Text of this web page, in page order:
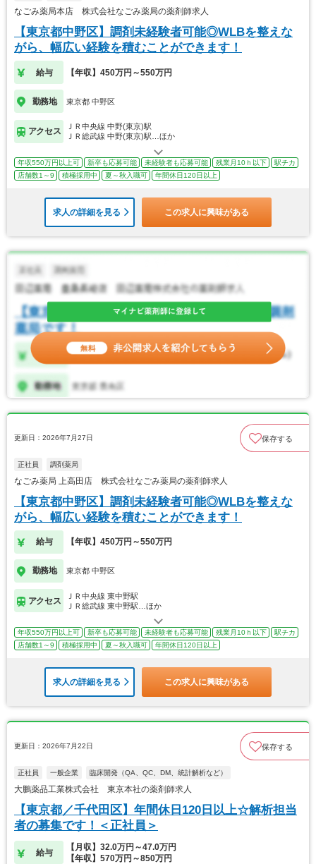
なごみ薬局本店 株式会社なごみ薬局の薬剤師求人
【東京都中野区】調剤未経験者可能◎WLBを整えな
がら、幅広い経験を積むことができます！
給与 【年収】450万円～550万円
勤務地 東京都 中野区
アクセス
ＪＲ中央線 中野(東京)駅
ＪＲ総武線 中野(東京)駅…ほか
年収550万円以上可 新卒も応募可能 未経験者も応募可能 残業月10ｈ以下
駅チカ
店舗数1～9
積極採用中 夏～秋入職可 年間休日120日以上
求人の詳細を見る この求人に興味がある
更新日：2026年7月27日 保存する
正社員 調剤薬局
なごみ薬局 上高田店 株式会社なごみ薬局の薬剤師求人
【東京都中野区】調剤未経験者可能◎WLBを整えな
がら、幅広い経験を積むことができます！
給与 【年収】450万円～550万円
勤務地 東京都 中野区
アクセス
ＪＲ中央線 東中野駅
ＪＲ総武線 東中野駅…ほか
年収550万円以上可 新卒も応募可能 未経験者も応募可能 残業月10ｈ以下
駅チカ
店舗数1～9
積極採用中 夏～秋入職可 年間休日120日以上
求人の詳細を見る この求人に興味がある
更新日：2026年7月22日 保存する
正社員 一般企業 臨床開発（QA、QC、DM、統計解析など）
大鵬薬品工業株式会社 東京本社の薬剤師求人
【東京都／千代田区】年間休日120日以上☆解析担当
者の募集です！＜正社員＞
給与
【月収】32.0万円～47.0万円
【年収】570万円～850万円